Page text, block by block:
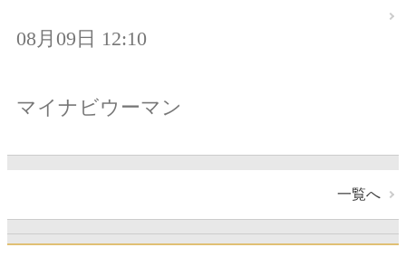
08月09日 12:10
マイナビウーマン
一覧へ